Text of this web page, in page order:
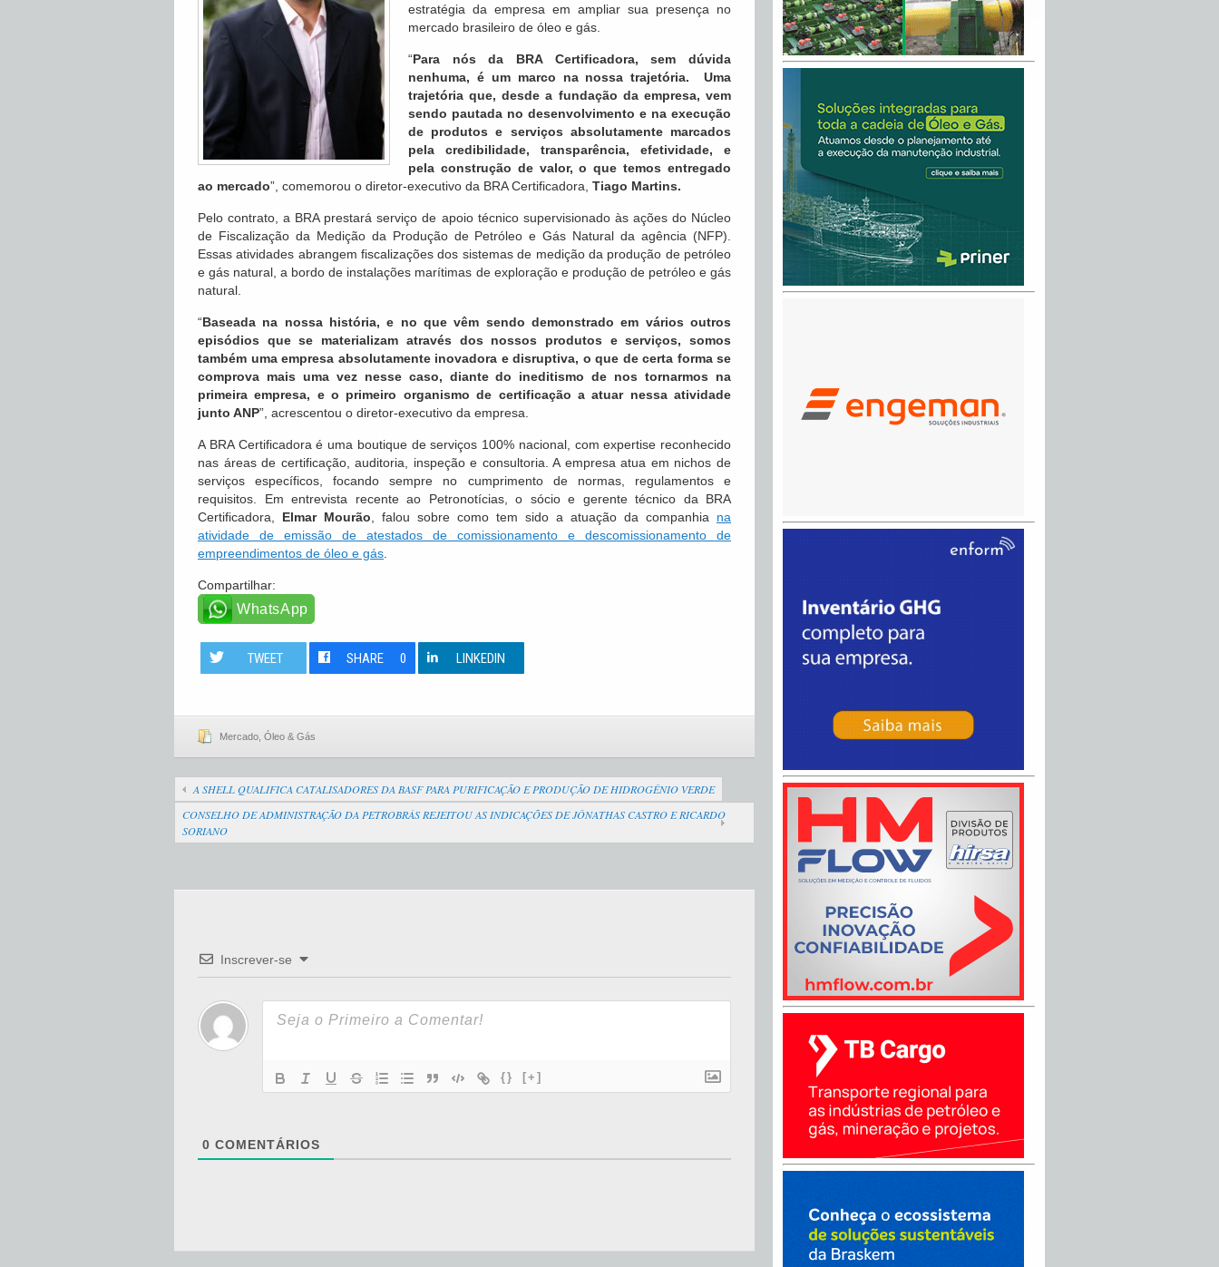
estratégia da empresa em ampliar sua presença no
mercado brasileiro de óleo e gás.
“Para nós da BRA Certificadora, sem dúvida
nenhuma, é um marco na nossa trajetória. Uma
trajetória que, desde a fundação da empresa,vem
sendo pautada no desenvolvimento e na execução
de produtos e serviços absolutamente marcados
pela credibilidade, transparência, efetividade, e
pela construção de valor, o que temos entregado
ao mercado”, comemorou o diretor-executivo da BRA Certificadora, Tiago Martins.
Pelo contrato, a BRA prestará serviço de apoio técnico supervisionado às ações do Núcleo
de Fiscalização da Medição da Produção de Petróleo e Gás Natural da agência (NFP).
Essas atividades abrangem fiscalizações dos sistemas de medição da produção de petróleo
e gás natural, a bordo de instalações marítimas de exploração e produção de petróleo e gás
natural.
“Baseada na nossa história, e no que vêm sendo demonstrado em vários outros
episódios que se materializam através dos nossos produtos e serviços, somos
também uma empresa absolutamente inovadora e disruptiva, o que de certa forma se
comprova mais uma vez nesse caso, diante do ineditismo de nos tornarmos na
primeira empresa, e o primeiro organismo de certificação a atuar nessa atividade
junto ANP”, acrescentou o diretor-executivo da empresa.
A BRA Certificadora é uma boutique de serviços 100% nacional, com expertise reconhecido
nas áreas de certificação, auditoria, inspeção e consultoria. A empresa atua em nichos de
serviços específicos, focando sempre no cumprimento de normas, regulamentos e
requisitos. Em entrevista recente ao Petronotícias, o sócio e gerente técnico da BRA
Certificadora, Elmar Mourão , falou sobre como tem sido a atuação da companhia na
atividade de emissão de atestados de comissionamento e descomissionamento de
empreendimentos de óleo e gás
Compartilhar:
WhatsApp
TWEET SHARE 0 LINKEDIN
Mercado Óleo & Gás
A SHELL QUALIFICA CATALISADORES DA BASF PARA PURIFICAÇÃO E PRODUÇÃO DE HIDROGÊNIO VERDE
CONSELHO DE ADMINISTRAÇÃO DA PETROBRÁS REJEITOU AS INDICAÇÕES DE JÔNATHAS CASTRO E RICARDO
SORIANO
Inscrever-se
{} [+]
0 COMENTÁRIOS